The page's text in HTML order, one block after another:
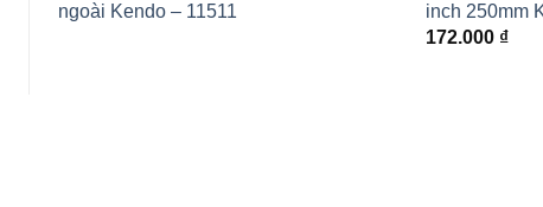
ngoài Kendo – 11511
inch 250mm
172.000 ₫